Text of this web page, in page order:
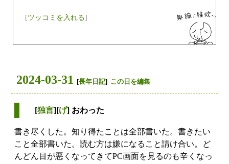
[ツッコミを入れる]
2024-03-31 [長年日記] この日を編集
[独言][げ] おわった
書き尽くした。知り得たことは全部書いた。書きたい
こと全部書いた。読む方は嫌になること請け合い。ど
んどん目が悪くなってきてPC画面を見るのも辛くなっ